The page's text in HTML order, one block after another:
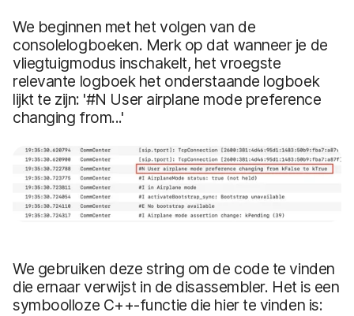
We beginnen met het volgen van de
consolelogboeken. Merk op dat wanneer je de
vliegtuigmodus inschakelt, het vroegste
relevante logboek het onderstaande logboek
lijkt te zijn: '#N User airplane mode preference
changing from...'
We gebruiken deze string om de code te vinden
die ernaar verwijst in de disassembler. Het is een
symboolloze C++-functie die hier te vinden is: